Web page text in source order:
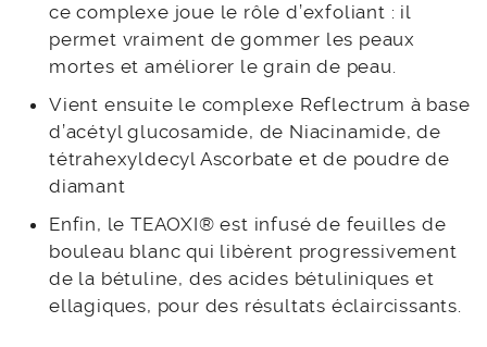
ce complexe joue le rôle d’exfoliant : il
permet vraiment de gommer les peaux
mortes et améliorer le grain de peau.
Vient ensuite le complexe Reflectrum à base
d’acétyl glucosamide, de Niacinamide, de
tétrahexyldecyl Ascorbate et de poudre de
diamant
Enfin, le TEAOXI® est infusé de feuilles de
bouleau blanc qui libèrent progressivement
de la bétuline, des acides bétuliniques et
ellagiques, pour des résultats éclaircissants.